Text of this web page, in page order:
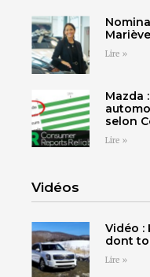
Lire »
Mazda
selon
Lire »
Vidéos
Vidéo :
dont
Lire »
SHERBROOKE
GRANBY
SHERBROOKE